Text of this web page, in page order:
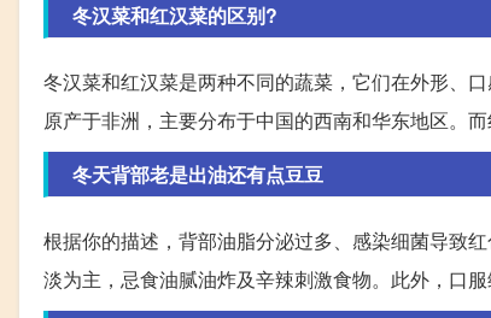
冬汉菜和红汉菜的区别?
冬汉菜和红汉菜是两种不同的蔬菜，它们在外形、
原产于非洲，主要分布于中国的西南和华东地区。
冬天背部老是出油还有点豆豆
根据你的描述，背部油脂分泌过多、感染细菌导致
淡为主，忌食油腻油炸及辛辣刺激食物。此外，口